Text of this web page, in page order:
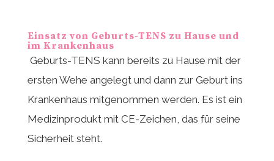
Einsatz von Geburts-TENS zu Hause und
im Krankenhaus
Geburts-TENS kann bereits zu Hause mit der
ersten Wehe angelegt und dann zur Geburt ins
Krankenhaus mitgenommen werden. Es ist ein
Medizinprodukt mit CE-Zeichen, das für seine
Sicherheit steht.